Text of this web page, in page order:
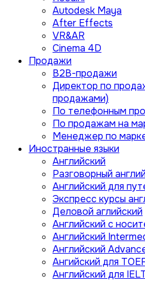
Autodesk Maya
After Effects
VR&AR
Cinema 4D
Продажи
B2B-продажи
Директор по
продажами)
По телефонным
По продажам на
Менеджер по
Иностранные языки
Английский
Разговорный
Английский для
Экспресс курсы
Деловой аглийский
Английский с
Английский
Английский
Ангийский для
Английский для